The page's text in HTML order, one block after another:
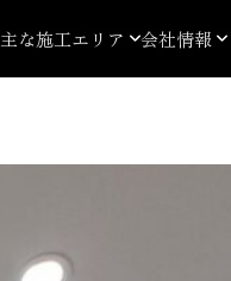
主な施工エリア 会社情報